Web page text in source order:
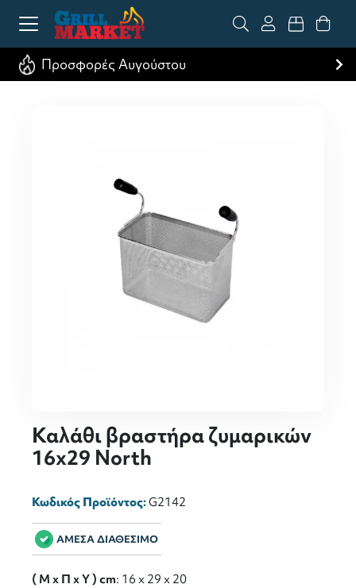
Προσφορές Αυγούστου
Καλάθι βραστήρα ζυμαρικών
16x29 North
Κωδικός Προϊόντος:G2142
ΑΜΕΣΑ ΔΙΑΘΕΣΙΜΟ
( M x Π x Y ) cm: 16 x 29 x 20